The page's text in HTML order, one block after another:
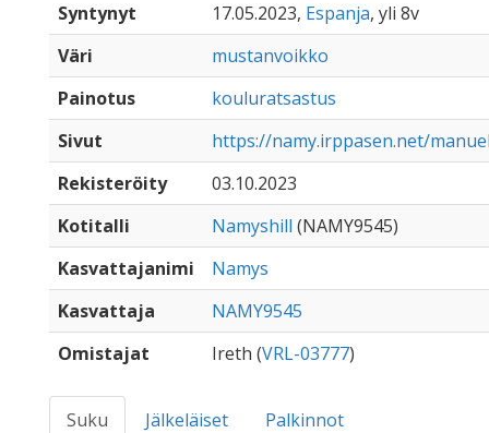
Syntynyt
17.05.2023, Espanja, yli 8v
Väri
mustanvoikko
Painotus
kouluratsastus
Sivut
https://namy.irppasen.net/
Rekisteröity
03.10.2023
Kotitalli
Namyshill (NAMY9545)
Kasvattajanimi
Namys
Kasvattaja
NAMY9545
Omistajat
Ireth (VRL-03777)
Suku Jälkeläiset
Palkinnot